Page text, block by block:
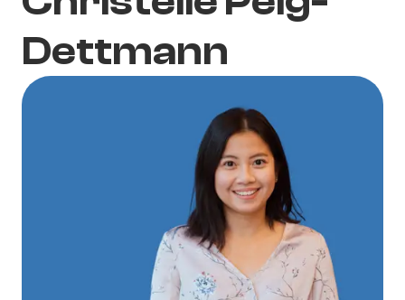
Dettmann